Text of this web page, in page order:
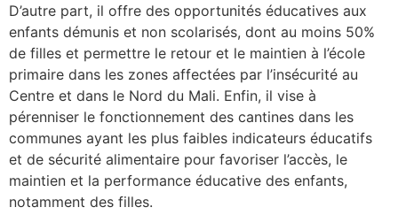
D’autre part, il offre des opportunités éducatives aux
enfants démunis et non scolarisés, dont au moins 50%
de filles et permettre le retour et le maintien à l’école
primaire dans les zones affectées par l’insécurité au
Centre et dans le Nord du Mali. Enfin, il vise à
pérenniser le fonctionnement des cantines dans les
communes ayant les plus faibles indicateurs éducatifs
et de sécurité alimentaire pour favoriser l’accès, le
maintien et la performance éducative des enfants,
notamment des filles.